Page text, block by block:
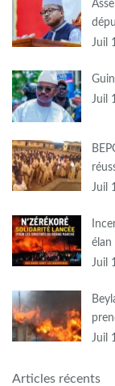
Juil
Juil
Juil
Juil
Juil
Articles récents